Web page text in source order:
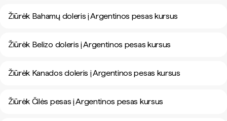
Žiūrėk Bahamų doleris į Argentinos pesas kursus
Žiūrėk Belizo doleris į Argentinos pesas kursus
Žiūrėk Kanados doleris į Argentinos pesas kursus
Žiūrėk Čilės pesas į Argentinos pesas kursus